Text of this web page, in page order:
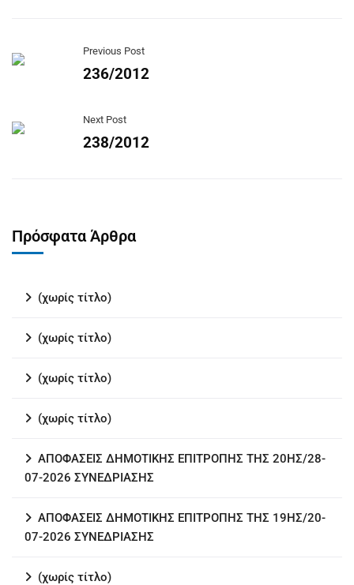
Previous Post
236/2012
Next Post
238/2012
Πρόσφατα Άρθρα
(χωρίς τίτλο)
(χωρίς τίτλο)
(χωρίς τίτλο)
(χωρίς τίτλο)
ΑΠΟΦΑΣΕΙΣ ΔΗΜΟΤΙΚΗΣ ΕΠΙΤΡΟΠΗΣ ΤΗΣ 20ΗΣ/28-
07-2026 ΣΥΝΕΔΡΙΑΣΗΣ
ΑΠΟΦΑΣΕΙΣ ΔΗΜΟΤΙΚΗΣ ΕΠΙΤΡΟΠΗΣ ΤΗΣ 19ΗΣ/20-
07-2026 ΣΥΝΕΔΡΙΑΣΗΣ
(χωρίς τίτλο)